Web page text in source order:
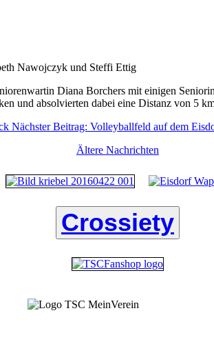
Nawojczyk und Steffi Ettig
Diana Borchers mit einigen
und absolvierten dabei eine Distanz von 5
Nächster Beitrag: Volleyballfeld auf dem
Ältere Nachrichten
Crossiety